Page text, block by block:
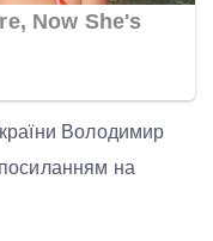
Володимир
на